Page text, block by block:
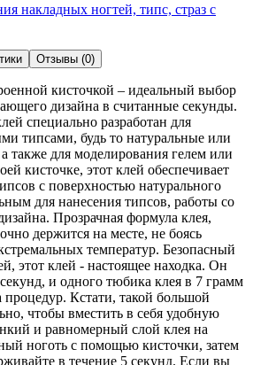
Отзывы (0)
кисточкой – идеальный выбор
дизайна в считанные секунды.
специально разработан для
типсами, будь то натуральные или
также для моделирования гелем или
кисточке, этот клей обеспечивает
с поверхностью натурального
для нанесения типсов, работы со
Прозрачная формула клея,
держится на месте, не боясь
температур. Безопасный
этот клей - настоящее находка. Он
секунд, и одного тюбика клея в 7 грамм
процедур. Кстати, такой большой
чтобы вместить в себя удобную
и равномерный слой клея на
ноготь с помощью кисточки, затем
в течение 5 секунд. Если вы